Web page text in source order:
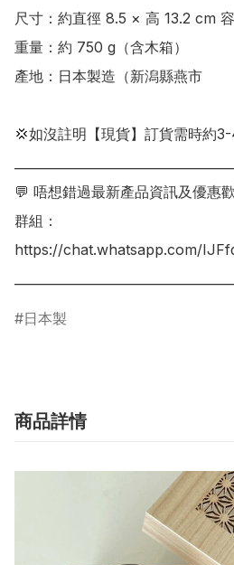
尺寸：約直徑 8.5 × 高 13.2 cm
重量：約 750 g（含木箱）
產地：日本製造（新潟縣燕市
💢如沒註明【現貨】訂貨需時約
💬 唔想錯過最新產品資訊及優惠
群組：
https://chat.whatsapp.com/
日本製
商品詳情